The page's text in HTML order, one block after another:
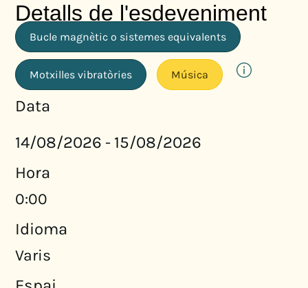
Detalls de l'esdeveniment
Bucle magnètic o sistemes equivalents
Motxilles vibratòries Música
Data
14/08/2026 - 15/08/2026
Hora
0:00
Idioma
Varis